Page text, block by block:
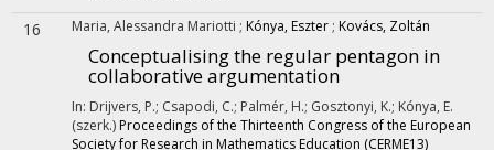
16 Maria, Alessandra Mariotti ; Kónya, Eszter ; Kovács, Zoltán
Conceptualising the regular pentagon in
collaborative argumentation
In: Drijvers, P.; Csapodi, C.; Palmér, H.; Gosztonyi, K.; Kónya, E.
(szerk.) Proceedings of the Thirteenth Congress of the European
Society for Research in Mathematics Education (CERME13)